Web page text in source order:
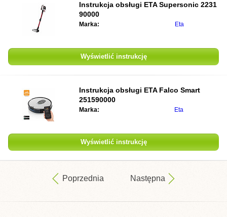
Instrukcja obsługi ETA Supersonic 2231
90000
Marka: Eta
Wyświetlić instrukcję
Instrukcja obsługi ETA Falco Smart
251590000
Marka: Eta
Wyświetlić instrukcję
Poprzednia Następna